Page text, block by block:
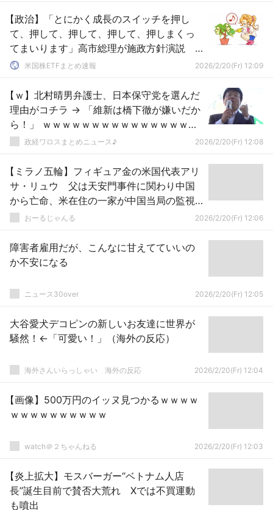
【政治】「とにかく成長のスイッチを押し
て、押して、押して、押して、押しまくっ
てまいります」高市総理が施政方針演説
来年度予算の早期成立・裁量労働制の見直
米国株ETFまとめ速報 2026/2/20(Fr) 12:09
【ｗ】北村晴男弁護士、日本保守党を選んだ
理由がコチラ → 「維新は橋下徹が嫌いだか
ら！」 ｗｗｗｗｗｗｗｗｗｗｗｗｗｗｗｗ
ｗ 政経ワロスまとめニュース♪ 2026/2/20(Fr) 12:08
【ミラノ五輪】フィギュア金の米国代表アリ
サ・リュウ 父は天安門事件に関わり中国
から亡命、米在住の一家が中国当局の監視
も おーるじゃんる 2026/2/20(Fr) 12:06
障害者雇用だが、こんなに甘えてていいの
か不安になる
ニュース30over 2026/2/20(Fr) 12:05
大谷愛犬デコピンの新しいお友達に世界が
騒然！←「可愛い！」（海外の反応）
海外さんいらっしゃい 海外の反応 2026/2/20(Fr) 12:04
【画像】500万円のイッヌ見つかるｗｗｗｗ
ｗｗｗｗｗｗｗｗｗｗ
watch＠２ちゃんねる 2026/2/20(Fr) 12:03
【炎上拡大】モスバーガー“ベトナム人店
長”誕生目前で賛否大荒れ Xでは不買運動
も噴出